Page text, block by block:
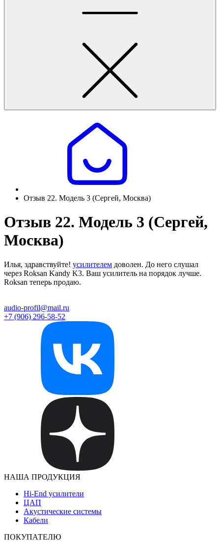
Отзыв 22. Модель 3 (Сергей, Москва)
Отзыв 22. Модель 3 (Сергей,
Москва)
Илья, здравствуйте! усилителем доволен. До него слушал
через Roksan Kandy K3. Ваш усилитель на порядок лучше.
Roksan теперь продаю.
audio-profil@mail.ru
+7 (906) 296-58-52
НАША ПРОДУКЦИЯ
Hi-End усилители
ЦАП
Акустические системы
Кабели
ПОКУПАТЕЛЮ